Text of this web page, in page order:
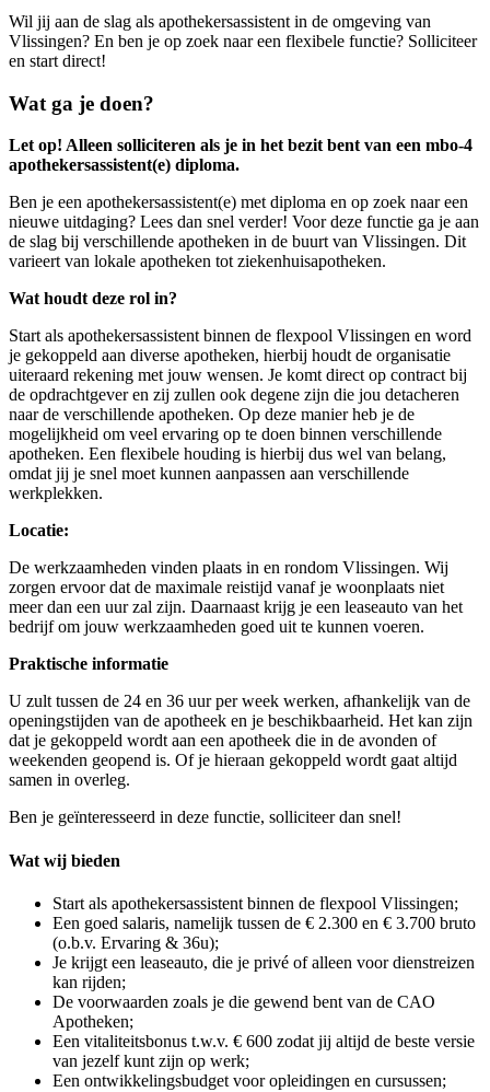
Wil jij aan de slag als apothekersassistent in de omgeving van
Vlissingen? En ben je op zoek naar een flexibele functie? Solliciteer
en start direct!
Wat ga je doen?
Let op! Alleen solliciteren als je in het bezit bent van een mbo-4
apothekersassistent(e) diploma.
Ben je een apothekersassistent(e) met diploma en op zoek naar een
nieuwe uitdaging? Lees dan snel verder! Voor deze functie ga je aan
de slag bij verschillende apotheken in de buurt van Vlissingen. Dit
varieert van lokale apotheken tot ziekenhuisapotheken.
Wat houdt deze rol in?
Start als apothekersassistent binnen de flexpool Vlissingen en word
je gekoppeld aan diverse apotheken, hierbij houdt de organisatie
uiteraard rekening met jouw wensen. Je komt direct op contract bij
de opdrachtgever en zij zullen ook degene zijn die jou detacheren
naar de verschillende apotheken. Op deze manier heb je de
mogelijkheid om veel ervaring op te doen binnen verschillende
apotheken. Een flexibele houding is hierbij dus wel van belang,
omdat jij je snel moet kunnen aanpassen aan verschillende
werkplekken.
Locatie:
De werkzaamheden vinden plaats in en rondom Vlissingen. Wij
zorgen ervoor dat de maximale reistijd vanaf je woonplaats niet
meer dan een uur zal zijn. Daarnaast krijg je een leaseauto van het
bedrijf om jouw werkzaamheden goed uit te kunnen voeren.
Praktische informatie
U zult tussen de 24 en 36 uur per week werken, afhankelijk van de
openingstijden van de apotheek en je beschikbaarheid. Het kan zijn
dat je gekoppeld wordt aan een apotheek die in de avonden of
weekenden geopend is. Of je hieraan gekoppeld wordt gaat altijd
samen in overleg.
Ben je geïnteresseerd in deze functie, solliciteer dan snel!
Wat wij bieden
Start als apothekersassistent binnen de flexpool Vlissingen;
Een goed salaris, namelijk tussen de € 2.300 en € 3.700 bruto
(o.b.v. Ervaring & 36u);
Je krijgt een leaseauto, die je privé of alleen voor dienstreizen
kan rijden;
De voorwaarden zoals je die gewend bent van de CAO
Apotheken;
Een vitaliteitsbonus t.w.v. € 600 zodat jij altijd de beste versie
van jezelf kunt zijn op werk;
Een ontwikkelingsbudget voor opleidingen en cursussen;